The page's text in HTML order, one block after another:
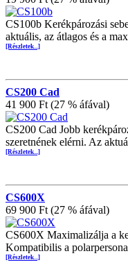
CS100b Kerékpározási
aktuális, az átlagos és a
[Részletek...]
CS200 Cad
41 900 Ft (27 % áfával)
CS200 Cad Jobb
szeretnének elérni. Az
[Részletek...]
CS600X
69 900 Ft (27 % áfával)
CS600X Maximalizálja a
Kompatibilis a
[Részletek...]